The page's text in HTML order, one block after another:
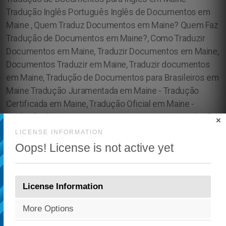
LICENSE INFORMATION
Oops! License is not active yet
×
License Information
More Options